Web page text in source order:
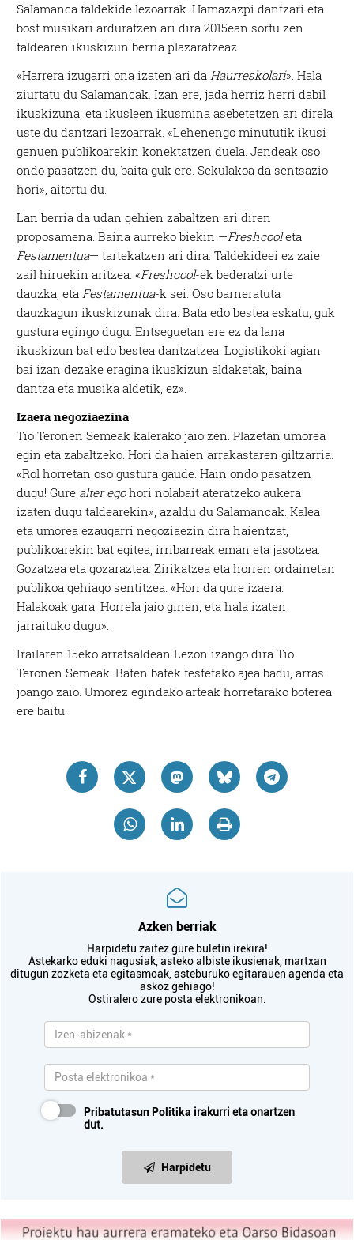
Salamanca taldekide lezoarrak. Hamazazpi dantzari eta
bost musikari arduratzen ari dira 2015ean sortu zen
taldearen ikuskizun berria plazaratzeaz.
«Harrera izugarri ona izaten ari daHaurreskolari». Hala
ziurtatu du Salamancak. Izan ere, jada herriz herri dabil
ikuskizuna, eta ikusleen ikusmina asebetetzen ari direla
uste du dantzari lezoarrak. «Lehenengo minututik ikusi
genuen publikoarekin konektatzen duela. Jendeak oso
ondo pasatzen du, baita guk ere. Sekulakoa da sentsazio
hori», aitortu du.
Lan berria da udan gehien zabaltzen ari diren
proposamena. Baina aurreko biekin —Freshcooleta
Festamentua— tartekatzen ari dira. Taldekideei ez zaie
zail hiruekin aritzea. «Freshcool-ek bederatzi urte
dauzka, etaFestamentua-k sei. Oso barneratuta
dauzkagun ikuskizunak dira. Bata edo bestea eskatu, guk
gustura egingo dugu. Entseguetan ere ez da lana
ikuskizun bat edo bestea dantzatzea. Logistikoki agian
bai izan dezake eragina ikuskizun aldaketak, baina
dantza eta musika aldetik, ez».
Izaera negoziaezina
Tio Teronen Semeak kalerako jaio zen. Plazetan umorea
egin eta zabaltzeko. Hori da haien arrakastaren giltzarria.
«Rol horretan oso gustura gaude. Hain ondo pasatzen
dugu! Gure alter egohori nolabait ateratzeko aukera
izaten dugu taldearekin», azaldu du Salamancak. Kalea
eta umorea ezaugarri negoziaezin dira haientzat,
publikoarekin bat egitea, irribarreak eman eta jasotzea.
Gozatzea eta gozaraztea. Zirikatzea eta horren ordainetan
publikoa gehiago sentitzea. «Hori da gure izaera.
Halakoak gara. Horrela jaio ginen, eta hala izaten
jarraituko dugu».
Irailaren 15eko arratsaldean Lezon izango dira Tio
Teronen Semeak. Baten batek festetako ajea badu, arras
joango zaio. Umorez egindako arteak horretarako boterea
ere baitu.
Azken berriak
Harpidetu zaitez gure buletin irekira!
Astekarko eduki nagusiak, asteko albiste ikusienak, martxan
ditugun zozketa eta egitasmoak, asteburuko egitarauen agenda eta
askoz gehiago!
Ostiralero zure posta elektronikoan.
Pribatutasun Politika irakurri eta onartzen
dut.
Harpidetu